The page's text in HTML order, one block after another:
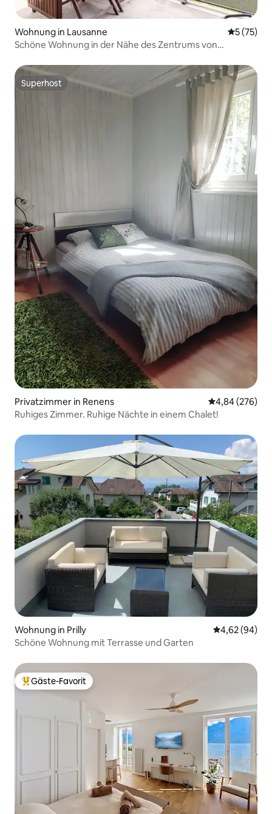
Wohnung in Lausanne
5 (75)
Schöne Wohnung in der Nähe des Zentrums von
Superhost
Superhost
Privatzimmer in Renens
4,84 (276)
Ruhiges Zimmer. Ruhige Nächte in einem Chalet!
Wohnung in Prilly
4,62 (94)
Schöne Wohnung mit Terrasse und Garten
Beliebter Gäste-Favorit.
Gäste-Favorit